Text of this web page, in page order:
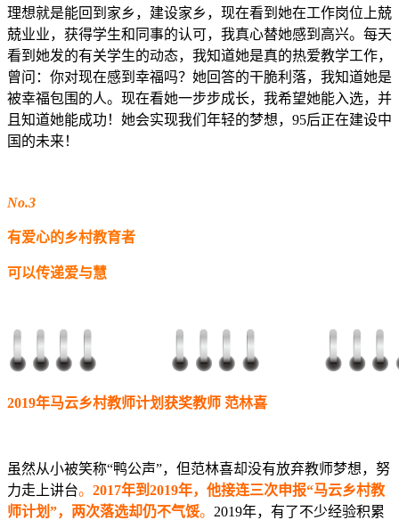
理想就是能回到家乡，建设家乡，现在看到她在工作岗位上兢
兢业业，获得学生和同事的认可，我真心替她感到高兴。每天
看到她发的有关学生的动态，我知道她是真的热爱教学工作，
曾问：你对现在感到幸福吗？她回答的干脆利落，我知道她是
被幸福包围的人。现在看她一步步成长，我希望她能入选，并
且知道她能成功！她会实现我们年轻的梦想，95后正在建设中
国的未来！
No.3
有爱心的乡村教育者
可以传递爱与慧
2019年马云乡村教师计划获奖教师 范林喜
虽然从小被笑称“鸭公声”，但范林喜却没有放弃教师梦想，努
力走上讲台。 2017年到2019年，他接连三次申报“马云乡村教
师计划”，两次落选却仍不气馁。 2019年，有了不少经验积累